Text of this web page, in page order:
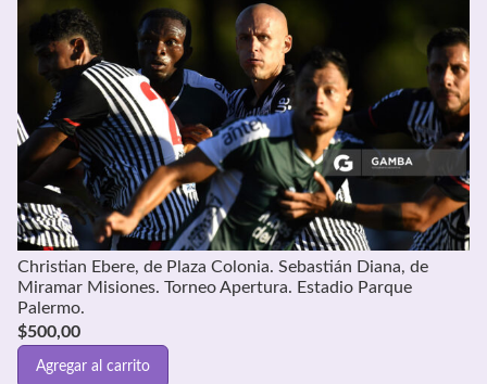
Christian Ebere, de Plaza Colonia. Sebastián Diana, de
Miramar Misiones. Torneo Apertura. Estadio Parque
Palermo.
$500,00
Agregar al carrito